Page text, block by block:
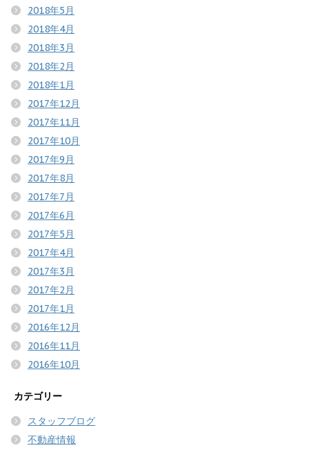
2018年5月
2018年4月
2018年3月
2018年2月
2018年1月
2017年12月
2017年11月
2017年10月
2017年9月
2017年8月
2017年7月
2017年6月
2017年5月
2017年4月
2017年3月
2017年2月
2017年1月
2016年12月
2016年11月
2016年10月
カテゴリー
スタッフブログ
不動産情報